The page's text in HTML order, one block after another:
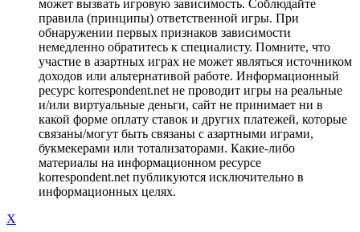
может вызвать игровую зависимость. Соблюдайте
правила (принципы) ответственной игры. При
обнаружении первых признаков зависимости
немедленно обратитесь к специалисту. Помните, что
участие в азартных играх не может являться источником
доходов или альтернативой работе. Информационный
ресурс korrespondent.net не проводит игры на реальные
и/или виртуальные деньги, сайт не принимает ни в
какой форме оплату ставок и других платежей, которые
связаны/могут быть связаны с азартными играми,
букмекерами или тотализаторами. Какие-либо
материалы на информационном ресурсе
korrespondent.net публикуются исключительно в
информационных целях.
X